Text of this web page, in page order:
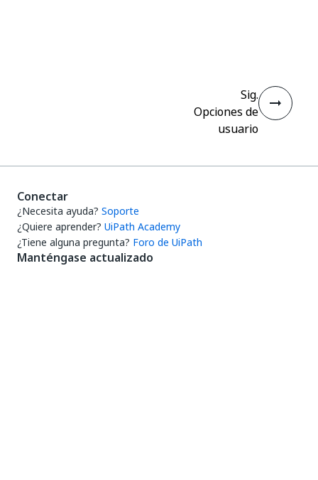
Sig.
Opciones de
usuario
Conectar
¿Necesita ayuda? Soporte
¿Quiere aprender? UiPath Academy
¿Tiene alguna pregunta? Foro de UiPath
Manténgase actualizado